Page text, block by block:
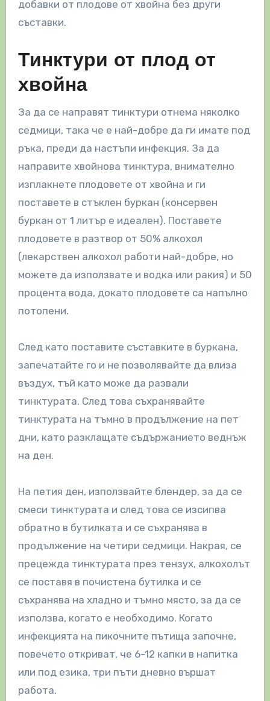
добавки от плодове от хвойна без други
съставки.
Тинктури от плод от
хвойна
За да се направят тинктури отнема няколко
седмици, така че е най-добре да ги имате под
ръка, преди да настъпи инфекция. За да
направите хвойнова тинктура, внимателно
изплакнете плодовете от хвойна и ги
поставете в стъклен буркан (консервен
буркан от 1 литър е идеален). Поставете
плодовете в разтвор от 50% алкохол
(лекарствен алкохол работи най-добре, но
можете да използвате и водка или ракия) и 50
процента вода, докато плодовете са напълно
потопени.
След като поставите съставките в буркана,
запечатайте го и не позволявайте да влиза
въздух, тъй като може да развали
тинктурата. След това съхранявайте
тинктурата на тъмно в продължение на пет
дни, като разклащате съдържанието веднъж
на ден.
На петия ден, използвайте блендер, за да се
смеси тинктурата и след това се изсипва
обратно в бутилката и се съхранява в
продължение на четири седмици. Накрая, се
прецежда тинктурата през тензух, алкохолът
се поставя в почистена бутилка и се
съхранява на хладно и тъмно място, за да се
използва, когато е необходимо. Когато
инфекцията на пикочните пътища започне,
повечето откриват, че 6-12 капки в напитка
или под езика, три пъти дневно вършат
работа.